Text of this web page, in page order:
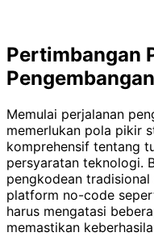
Pertimbangan
Memulai perjalanan
memerlukan pola pikir
komprehensif tentang
persyaratan teknologi.
pengkodean
platform no-code
harus mengatasi
memastikan